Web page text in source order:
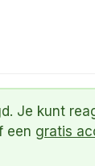
Je kunt
een gratis